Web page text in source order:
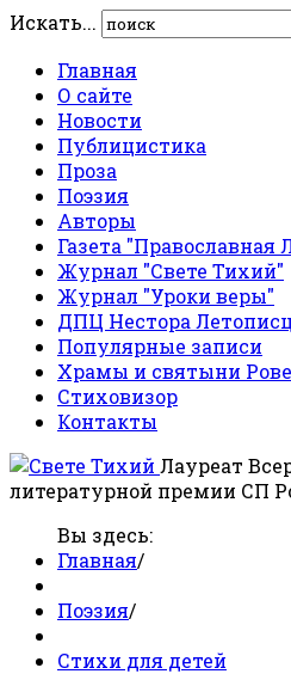
Искать...
Главная
О сайте
Новости
Публицистика
Проза
Поэзия
Авторы
Газета "Православная
Журнал "Свете Тихий"
Журнал "Уроки веры"
ДПЦ Нестора
Популярные записи
Храмы и святыни
Стиховизор
Контакты
Лауреат
литературной премии СП
Вы здесь:
Главная/
Поэзия/
Стихи для детей